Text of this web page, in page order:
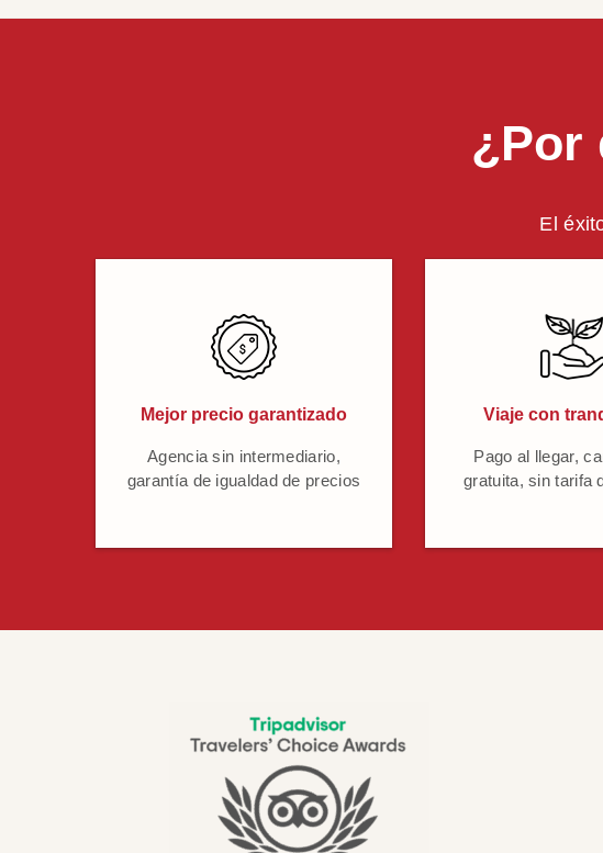
¿Por
El
Mejor precio garantizado
Agencia sin intermediario,
garantía de igualdad de precios
Viaje con
Pago al llegar,
gratuita, sin tarifa